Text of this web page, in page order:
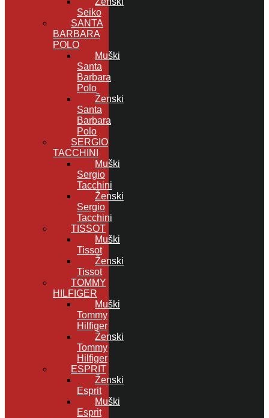
Seiko
SANTA
BARBARA
POLO
Muški
Santa
Barbara
Polo
Ženski
Santa
Barbara
Polo
SERGIO
TACCHINI
Muški
Sergio
Tacchini
Ženski
Sergio
Tacchini
TISSOT
Muški
Tissot
Ženski
Tissot
TOMMY
HILFIGER
Muški
Tommy
Hilfiger
Ženski
Tommy
Hilfiger
ESPRIT
Ženski
Esprit
Muški
Esprit